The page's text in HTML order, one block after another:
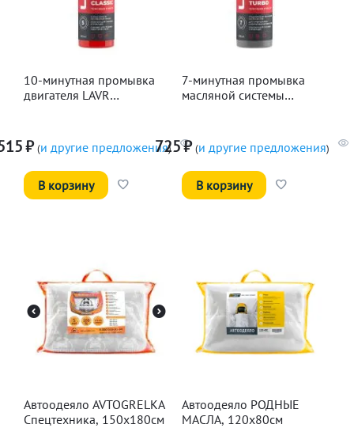
10-минутная промывка
двигателя LAVR
₽ (и другие предложения)
В корзину
7-минутная промывка
масляной системы
725₽ (и другие предложения)
В корзину
Автоодеяло AVTOGRELKA
Спецтехника, 150х180см
Автоодеяло РОДНЫЕ
МАСЛА, 120х80см